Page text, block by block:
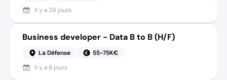
Il y a 29 jours
Business developer - Data B to B (H/F)
La Défense
55-75K€
Il y a 8 jours